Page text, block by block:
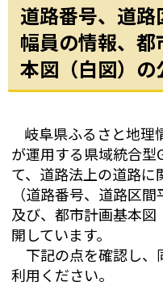
道路番号、道路
幅員の情報、都
本図（白図）の
岐阜県ふるさと地理
が運用する県域統合型
て、道路法上の道路に
（道路番号、道路区間
及び、都市計画基本図
開しています。
下記の点を確認し、
利用ください。